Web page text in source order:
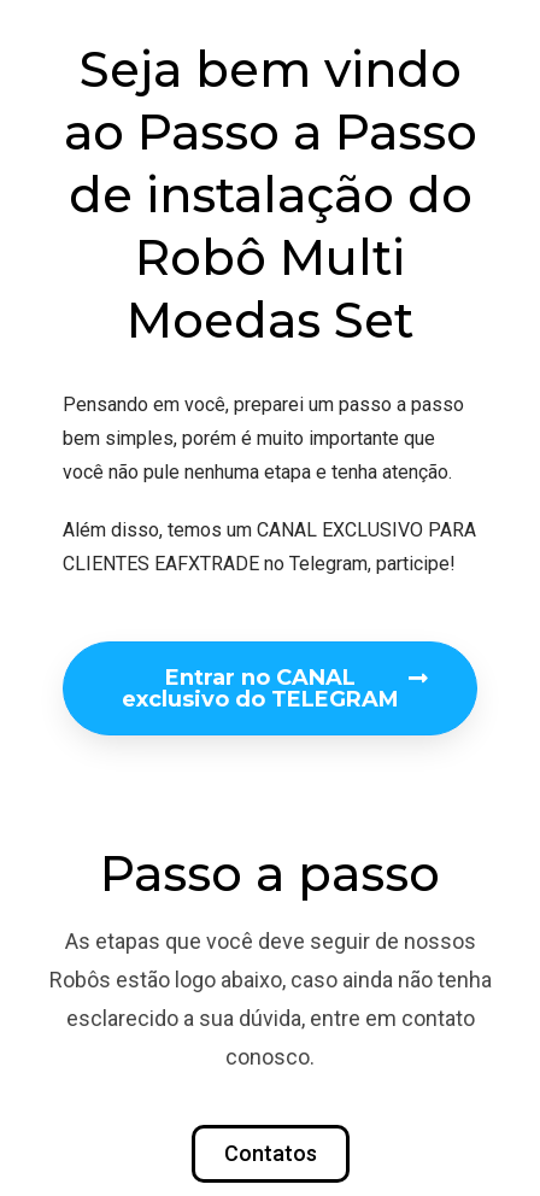
Seja bem vindo
ao Passo a Passo
de instalação do
Robô Multi
Moedas Set
Pensando em você, preparei um passo a passo
bem simples, porém é muito importante que
você não pule nenhuma etapa e tenha atenção.
Além disso, temos um CANAL EXCLUSIVO PARA
CLIENTES EAFXTRADE no Telegram, participe!
Entrar no CANAL
exclusivo do TELEGRAM
Passo a passo
As etapas que você deve seguir de nossos
Robôs estão logo abaixo, caso ainda não tenha
esclarecido a sua dúvida, entre em contato
conosco.
Contatos